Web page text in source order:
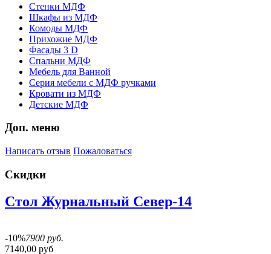
Стенки МДФ
Шкафы из МДФ
Комоды МДФ
Прихожие МДФ
Фасады 3 D
Спальни МДФ
Мебель для Ванной
Серия мебели с МДФ ручками
Кровати из МДФ
Детские МДФ
Доп. меню
Написать отзыв Пожаловаться
Скидки
Стол Журнальный Север-14
-10%7900 руб.
7140,00 руб